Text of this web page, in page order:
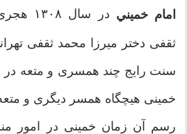
امام خميني در
ثقفی دختر میرزا محمد ثقفی
سنت رایج چند همسری و متعه در
خمینی هیچگاه همسر دیگری و
رسم آن زمان خمینی در امور